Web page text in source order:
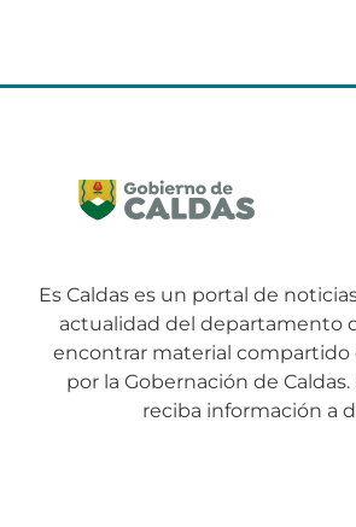
Es Caldas es un portal de
actualidad del departamento
encontrar material
por la Gobernación de Caldas.
reciba información a